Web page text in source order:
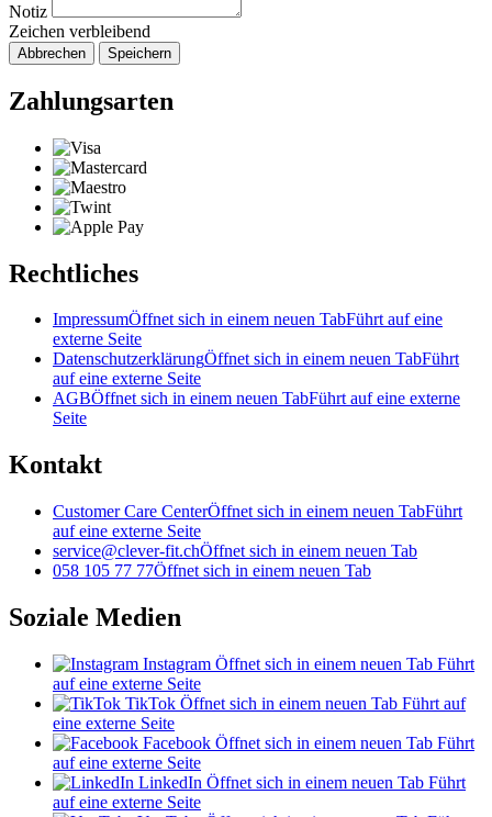
Notiz
Zeichen verbleibend
Abbrechen Speichern
Zahlungsarten
Rechtliches
ImpressumÖffnet sich in einem neuen TabFührt auf eine
externe Seite
DatenschutzerklärungÖffnet sich in einem neuen TabFührt
auf eine externe Seite
AGBÖffnet sich in einem neuen TabFührt auf eine externe
Seite
Kontakt
Customer Care CenterÖffnet sich in einem neuen TabFührt
auf eine externe Seite
service@clever-fit.chÖffnet sich in einem neuen Tab
058 105 77 77Öffnet sich in einem neuen Tab
Soziale Medien
Instagram Öffnet sich in einem neuen Tab Führt
auf eine externe Seite
TikTok Öffnet sich in einem neuen Tab Führt auf
eine externe Seite
Facebook Öffnet sich in einem neuen Tab Führt
auf eine externe Seite
LinkedIn Öffnet sich in einem neuen Tab Führt
auf eine externe Seite